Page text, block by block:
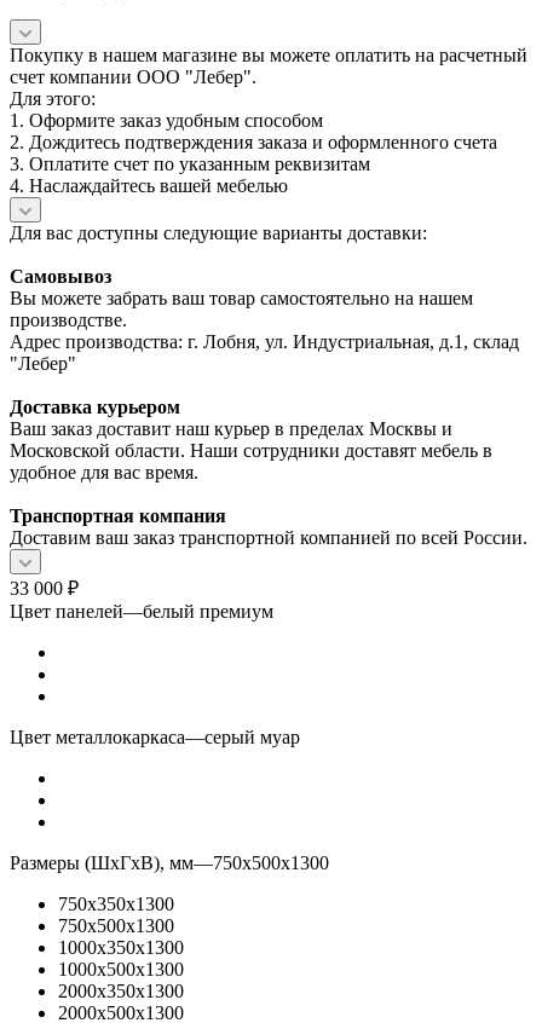
Покупку в нашем магазине вы можете оплатить на расчетный
счет компании ООО "Лебер".
Для этого:
1. Оформите заказ удобным способом
2. Дождитесь подтверждения заказа и оформленного счета
3. Оплатите счет по указанным реквизитам
4. Наслаждайтесь вашей мебелью
Для вас доступны следующие варианты доставки:
Самовывоз
Вы можете забрать ваш товар самостоятельно на нашем
производстве.
Адрес производства: г. Лобня, ул. Индустриальная, д.1, склад
"Лебер"
Доставка курьером
Ваш заказ доставит наш курьер в пределах Москвы и
Московской области. Наши сотрудники доставят мебель в
удобное для вас время.
Транспортная компания
Доставим ваш заказ транспортной компанией по всей России.
33 000 ₽
Цвет панелей—белый премиум
Цвет металлокаркаса—серый муар
Размеры (ШхГхВ), мм—750x500x1300
750x350x1300
750x500x1300
1000x350x1300
1000x500x1300
2000x350x1300
2000x500x1300